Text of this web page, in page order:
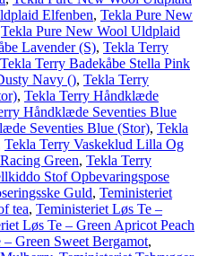
Elfenben, Tekla Pure New
Tekla Pure New Wool Uldplaid
Lavender (S), Tekla Terry
Tekla Terry Badekåbe Stella Pink
Navy (), Tekla Terry
, Tekla Terry Håndklæde
Håndklæde Seventies Blue
Seventies Blue (Stor), Tekla
Tekla Terry Vaskeklud Lilla Og
Green, Tekla Terry
Stof Opbevaringspose
Guld, Teministeriet
tea, Teministeriet Løs Te –
Løs Te – Green Apricot Peach
Green Sweet Bergamot,